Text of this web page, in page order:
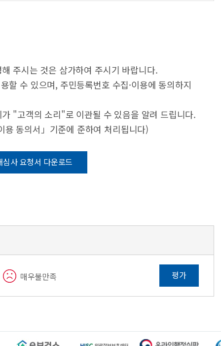
주시는 것은 삼가하여 주시기 바랍니다.
할 수 있으며, 주민등록번호 수집·이용에 동의하지
"고객의 소리"로 이관될 수 있음을 알려 드립니다.
용 동의서」기준에 준하여 처리됩니다)
심사 요청서 다운로드
매우불만족 평가